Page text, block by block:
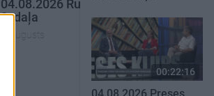
04.08.2026 Runāsim atklāti
2. daļa
4. augusts
SKATĪT VISUS
00:22:16